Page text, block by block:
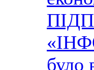
було